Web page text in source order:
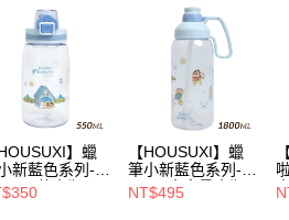
】蠟
新藍色系列-
彈蓋水瓶
【5周年
【HOUSUXI】蠟
筆小新藍色系列-
Tritan大容量水瓶
1800ml【5周年慶
NT$495